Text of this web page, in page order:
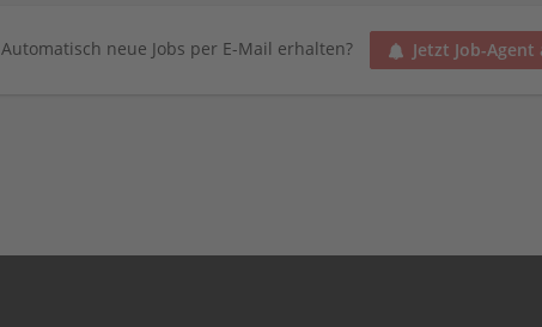
Automatisch neue Jobs per E-Mail erhalten? Jetzt Job-